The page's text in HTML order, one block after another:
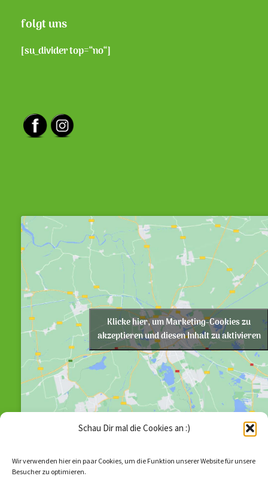
Schau Dir mal die Cookies an :)
Wir verwenden hier ein paar Cookies, um die Funktion unserer Website für unsere
Besucher zu optimieren.
folgt uns
[su_divider top=“no“]
Klicke hier, um Marketing-Cookies zu
akzeptieren und diesen Inhalt zu aktivieren